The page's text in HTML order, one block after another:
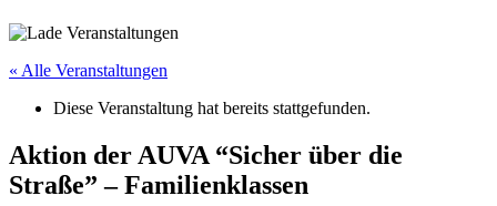
« Alle Veranstaltungen
Diese Veranstaltung hat bereits stattgefunden.
Aktion der AUVA “Sicher über die
Straße” – Familienklassen